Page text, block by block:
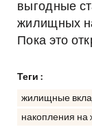
выгодные
жилищных
Пока это
Теги :
жилищные
накопления на